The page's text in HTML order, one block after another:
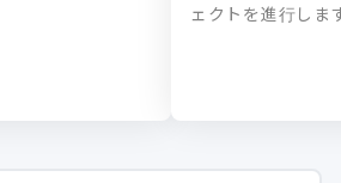
ェクトを進行しま